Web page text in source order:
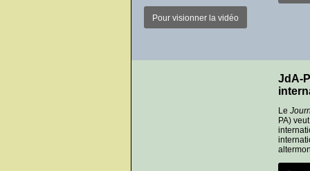
Pour visionner la vidéo
JdA-
Le
PA)